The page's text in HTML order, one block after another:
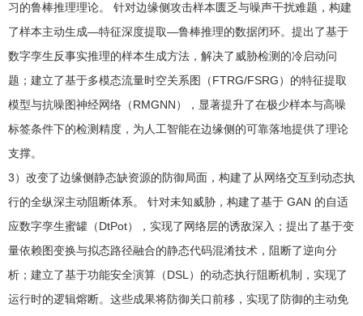
习的鲁棒推理理论。 针对边缘侧攻击样本匮乏与噪声干扰难题，构建
了样本主动生成—特征深度提取—鲁棒推理的数据闭环。提出了基于
数字孪生反事实推理的样本生成方法，解决了威胁检测的冷启动问
题；建立了基于多模态流量时空关系图（FTRG/FSRG）的特征提取
模型与抗噪图神经网络（RMGNN），显著提升了在极少样本与高噪
标签条件下的检测精度，为人工智能在边缘侧的可靠落地提供了理论
支撑。
3）改变了边缘侧静态缺资源的防御局面，构建了从网络交互到动态执
行的全纵深主动阻断体系。 针对未知威胁，构建了基于 GAN 的自适
应数字孪生蜜罐（DtPot），实现了网络层的诱敌深入；提出了基于变
量依赖图变换与拟态路径融合的静态代码混淆技术，阻断了逆向分
析；建立了基于功能安全演算（DSL）的动态执行阻断机制，实现了
运行时的逻辑熔断。这些成果将防御关口前移，实现了防御的主动免